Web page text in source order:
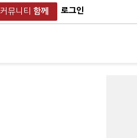
커뮤니티 함께 로그인